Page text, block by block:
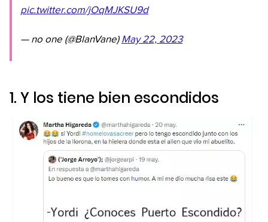
pic.twitter.com/jOqMJKSU9d
— no one (@BlanVane) May 22, 2023
1. Y los tiene bien escondidos